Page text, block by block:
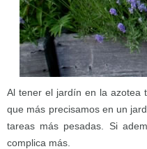
Al tener el jardín en la azotea
que más precisamos en un
tareas más pesadas. Si
complica más.